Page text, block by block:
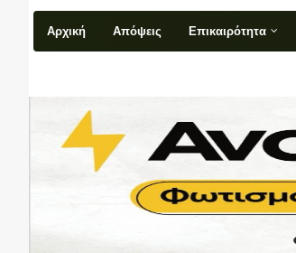
Αρχική Απόψεις Επικαιρότητα